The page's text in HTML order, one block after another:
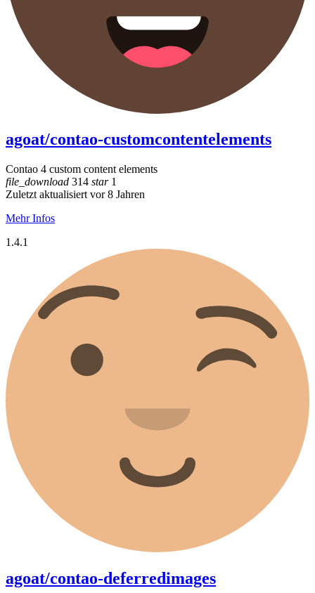
agoat/contao-customcontentelements
Contao 4 custom content elements
file_download 314 star1
Zuletzt aktualisiert vor 8 Jahren
Mehr Infos
1.4.1
agoat/contao-deferredimages